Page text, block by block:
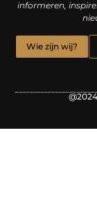
informeren,
Wie zijn wij?
@2024